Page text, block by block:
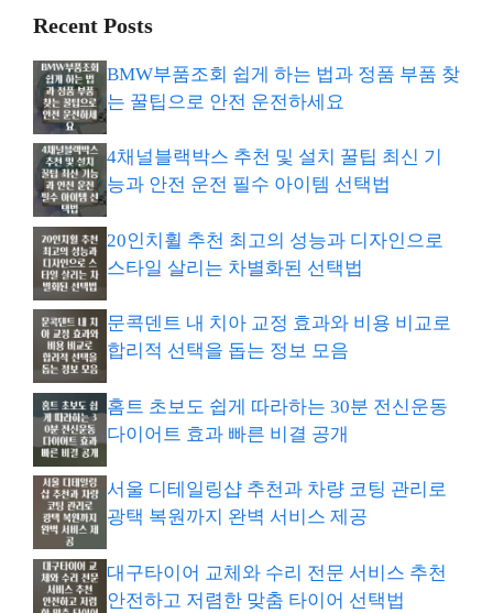
Recent Posts
BMW부품조회 쉽게 하는 법과 정품 부품 찾
는 꿀팁으로 안전 운전하세요
4채널블랙박스 추천 및 설치 꿀팁 최신 기
능과 안전 운전 필수 아이템 선택법
20인치휠 추천 최고의 성능과 디자인으로
스타일 살리는 차별화된 선택법
문콕덴트 내 치아 교정 효과와 비용 비교로
합리적 선택을 돕는 정보 모음
홈트 초보도 쉽게 따라하는 30분 전신운동
다이어트 효과 빠른 비결 공개
서울 디테일링샵 추천과 차량 코팅 관리로
광택 복원까지 완벽 서비스 제공
대구타이어 교체와 수리 전문 서비스 추천
안전하고 저렴한 맞춤 타이어 선택법